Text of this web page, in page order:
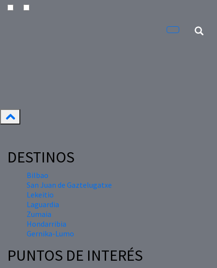
DESTINOS
Bilbao
San Juan de Gaztelugatxe
Lekeitio
Laguardia
Zumaia
Hondarribia
Gernika-Lumo
PUNTOS DE INTERÉS